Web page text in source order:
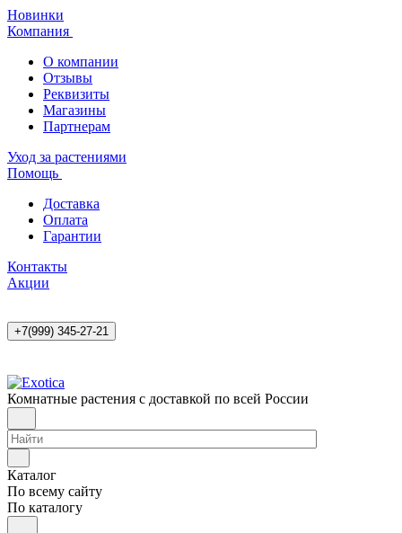
Новинки
Компания
О компании
Отзывы
Реквизиты
Магазины
Партнерам
Уход за растениями
Помощь
Доставка
Оплата
Гарантии
Контакты
Акции
+7(999) 345-27-21
Комнатные растения с доставкой по всей России
Каталог
По всему сайту
По каталогу